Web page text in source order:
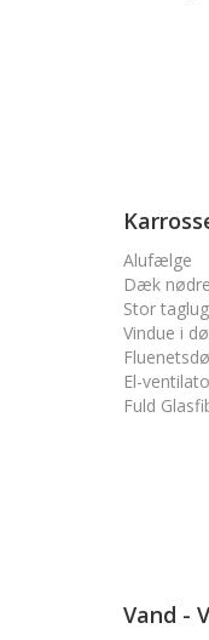
Alufælge
Dæk
Stor
Vindue i
El-
Fuld
Vand -